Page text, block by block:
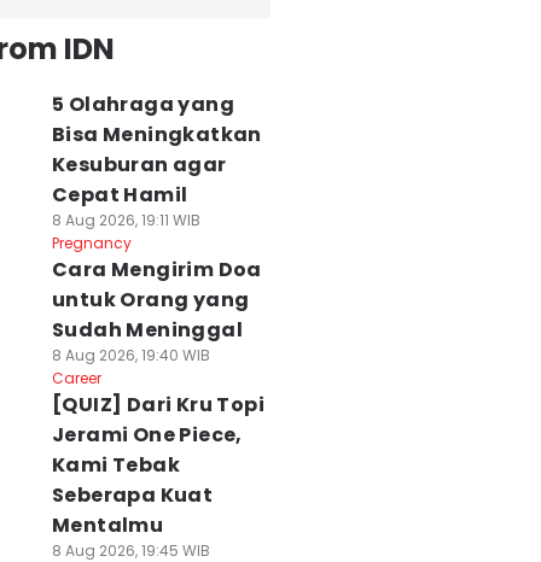
IDN
5 Olahraga yang
Bisa Meningkatkan
Kesuburan agar
Cepat Hamil
8 Aug 2026, 19:11 WIB
Pregnancy
Cara Mengirim Doa
untuk Orang yang
Sudah Meninggal
8 Aug 2026, 19:40 WIB
Career
[QUIZ] Dari Kru Topi
Jerami One Piece,
Kami Tebak
Seberapa Kuat
Mentalmu
8 Aug 2026, 19:45 WIB